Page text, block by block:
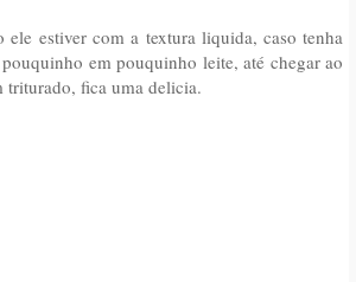
estiver com a textura liquida, caso tenha
em pouquinho leite, até chegar ao
triturado, fica uma delicia.